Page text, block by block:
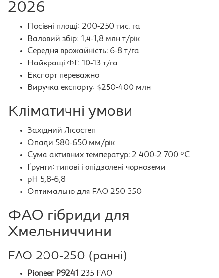
2026
Посівні площі: 200-250 тис. га
Валовий збір: 1,4-1,8 млн т/рік
Середня врожайність: 6-8 т/га
Найкращі ФГ: 10-13 т/га
Експорт переважно
Виручка експорту: $250-400 млн
Кліматичні умови
Західний Лісостеп
Опади 580-650 мм/рік
Сума активних температур: 2 400-2 700 °C
Ґрунти: типові і опідзолені чорноземи
pH 5,8-6,8
Оптимально для FAO 250-350
ФАО гібриди для
Хмельниччини
FAO 200-250 (ранні)
Pioneer P9241 235 FAO